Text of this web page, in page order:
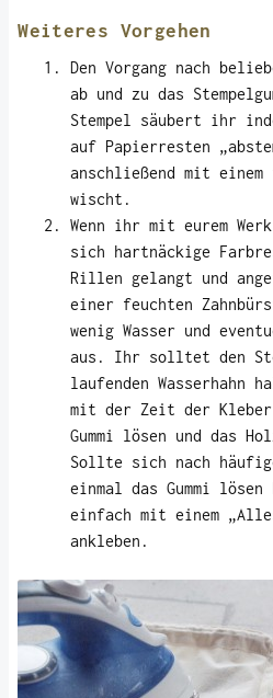
Weiteres Vorgehen
Den Vorgang nach
ab und zu das
Stempel säubert ihr
auf Papierresten
anschließend mit einem
wischt.
Wenn ihr mit eurem
sich hartnäckige
Rillen gelangt und
einer feuchten
wenig Wasser und
aus. Ihr solltet den
laufenden Wasserhahn
mit der Zeit der Kleber
Gummi lösen und das
Sollte sich nach
einmal das Gummi
einfach mit einem
ankleben.